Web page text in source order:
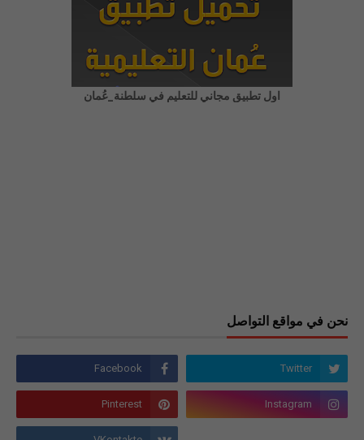
اول تطبيق مجاني للتعليم في سلطنة_عُمان
نحن في مواقع التواصل